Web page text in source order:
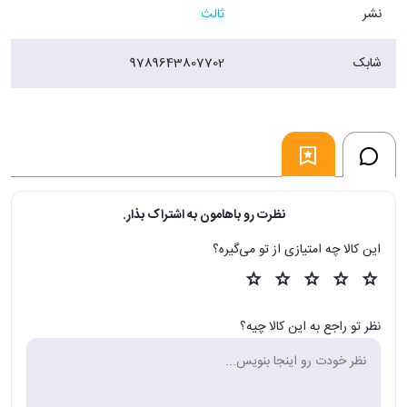
نشر ثالث
شابک 9789643807702
نظرت رو باهامون به اشتراک بذار.
این کالا چه امتیازی از تو می‌گیره؟
نظر تو راجع به این کالا چیه؟